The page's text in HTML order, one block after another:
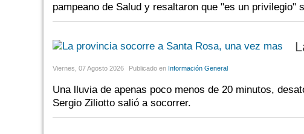
pampeano de Salud y resaltaron que "es un privilegio"
Viernes, 07 Agosto 2026 Publicado en Información General
Una lluvia de apenas poco menos de 20 minutos,
Sergio Ziliotto salió a socorrer.